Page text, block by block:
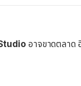
อาจขาดตลาด